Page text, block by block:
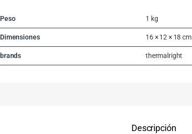
Peso 1 kg
Dimensiones 16 × 12 × 18 cm
brands thermalright
Descripción